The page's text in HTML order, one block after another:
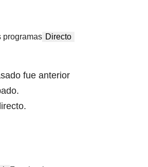
programas Directo
fue anterior